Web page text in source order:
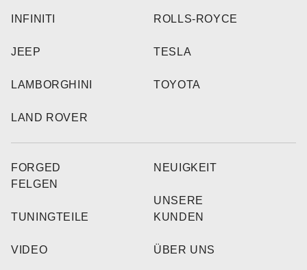
INFINITI
JEEP
LAMBORGHINI
LAND ROVER
ROLLS-ROYCE
TESLA
TOYOTA
FORGED
FELGEN
TUNINGTEILE
VIDEO
NEUIGKEIT
UNSERE
KUNDEN
ÜBER UNS